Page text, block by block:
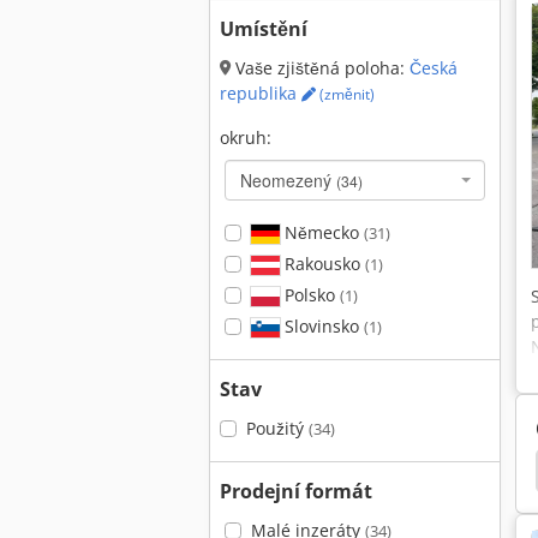
Umístění
Vaše zjištěná poloha: Česká
republika
(změnit)
okruh:
Neomezený (34)
Německo (31)
Rakousko (1)
Polsko (1)
Slovinsko (1)
Stav
Použitý (34)
Prodejní formát
Malé inzeráty (34)
Hyster H2.0Fts Hyster P1.8